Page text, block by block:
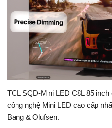
SỰ GIẢI TRÍ
LỐI SỐNG
DU LỊCH
THỂ THAO
Ngôn ngữ
TCL SQD-Mini LED C8L 85 inch
công nghệ Mini LED cao cấp
Bang & Olufsen.